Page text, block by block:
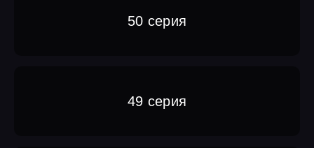
50 серия
49 серия